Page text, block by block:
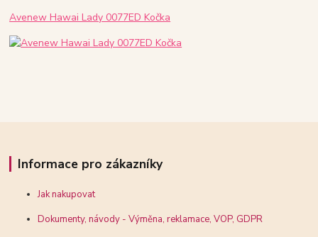
Avenew Hawai Lady 0077ED Kočka
Informace pro zákazníky
Jak nakupovat
Dokumenty, návody - Výměna, reklamace, VOP, GDPR